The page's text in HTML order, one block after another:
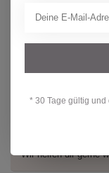
fairy
Hast du Fragen
Wir helfen dir gerne
* 30 Tage gültig